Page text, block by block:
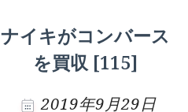
ナイキがコンバース
を買収 [115]
2019年9月29日